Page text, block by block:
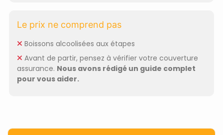
Le prix ne comprend pas
Boissons alcoolisées aux étapes
Avant de partir, pensez à vérifier votre couverture
assurance. Nous avons rédigé un guide complet
pour vous aider.